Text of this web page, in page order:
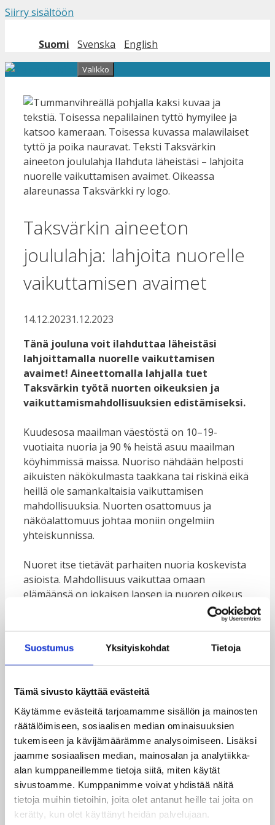
Suostumus Yksityiskohdat Tietoja
Tämä sivusto käyttää evästeitä
Käytämme evästeitä tarjoamamme sisällön ja mainosten
räätälöimiseen, sosiaalisen median ominaisuuksien
tukemiseen ja kävijämäärämme analysoimiseen. Lisäksi
jaamme sosiaalisen median, mainosalan ja analytiikka-
alan kumppaneillemme tietoja siitä, miten käytät
sivustoamme. Kumppanimme voivat yhdistää näitä
tietoja muihin tietoihin, joita olet antanut heille tai joita on
kerätty, kun olet käyttänyt heidän palvelujaan.
Siirry sisältöön
Suomi Svenska English
Valikko
Taksvärkin aineeton
joululahja: lahjoita nuorelle
vaikuttamisen avaimet
14.12.20231.12.2023
Tänä jouluna voit ilahduttaa läheistäsi
lahjoittamalla nuorelle vaikuttamisen
avaimet! Aineettomalla lahjalla tuet
Taksvärkin työtä nuorten oikeuksien ja
vaikuttamismahdollisuuksien edistämiseksi.
Kuudesosa maailman väestöstä on 10–19-
vuotiaita nuoria ja 90 % heistä asuu maailman
köyhimmissä maissa. Nuoriso nähdään helposti
aikuisten näkökulmasta taakkana tai riskinä eikä
heillä ole samankaltaisia vaikuttamisen
mahdollisuuksia. Nuorten osattomuus ja
näköalattomuus johtaa moniin ongelmiin
yhteiskunnissa.
Nuoret itse tietävät parhaiten nuoria koskevista
asioista. Mahdollisuus vaikuttaa omaan
elämäänsä on jokaisen lapsen ja nuoren oikeus
ja hyvinvoinnin tae. Aktiivinen kansalaisuus on
Taksvärkki ry tekee työtä nuorten oikeuksien ja
vaikuttamismahdollisuuksien edistämiseksi.
Keniassa, Malawissa, Nepalissa, Sambiassa,
Mosambikissa ja Sierra Leonessa nuoria
koulutetaan ihmisoikeuksista,
vaikuttamismahdollisuuksista, elämäntaidoista ja
toimeentulon hankinnasta. Näin nuorilla itsellään
on paremmat mahdollisuudet ja enemmän
päätäntävaltaa vaikuttaa elämäänsä ja
yhteisöihinsä.